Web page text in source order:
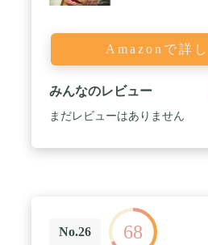
Amazonで詳
みんなのレビュー
まだレビューはありません
No.26 68